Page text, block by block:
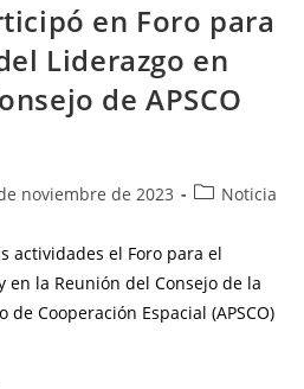
en Foro para
Liderazgo en
de APSCO
noviembre de 2023 Noticia
actividades el Foro para el
en la Reunión del Consejo de la
de Cooperación Espacial (APSCO)